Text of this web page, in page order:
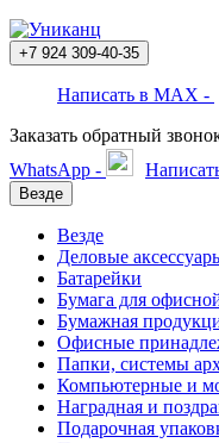
+7 924 309-40-35
Написать в MAX -
Заказать обратный
WhatsApp -
Везде
Везде
Деловые
Батарейки
Бумага для
Бумажная
Офисные
Папки, системы
Компьютерные и
Наградная и
Подарочная